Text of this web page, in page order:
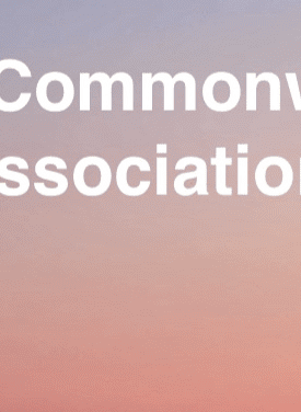
affichées
sociaux